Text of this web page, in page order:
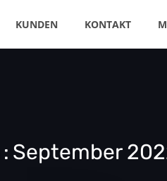
KUNDEN KONTAKT
September